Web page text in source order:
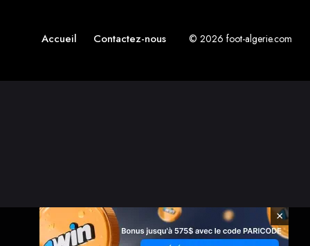
Accueil Contactez-nous © 2026 foot-algerie.com
×